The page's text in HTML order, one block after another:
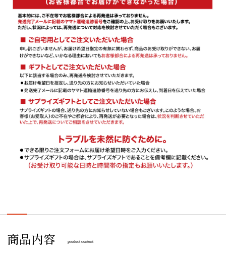
商品内容 product content